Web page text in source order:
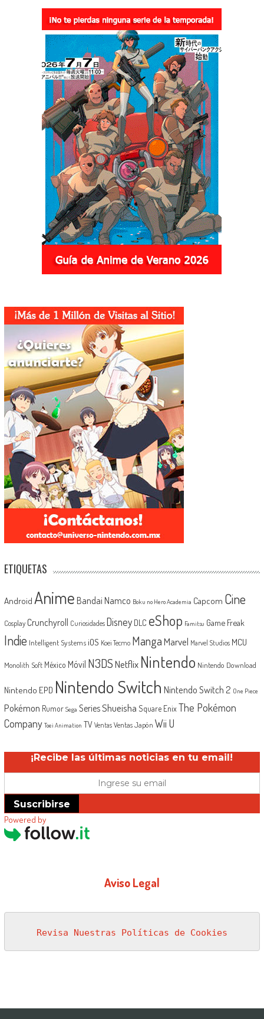
ETIQUETAS
Android Anime Bandai Namco Boku no Hero Academia Capcom Cine
Cosplay Crunchyroll Curiosidades Disney DLC eShop Famitsu Game Freak
Indie Intelligent Systems iOS Koei Tecmo MangaMarvel Marvel Studios MCU
Monolith Soft México Móvil N3DSNetflix Nintendo Nintendo Download
Nintendo EPD Nintendo Switch Nintendo Switch 2 One Piece
Pokémon Rumor Sega SeriesShueisha Square EnixThe Pokémon
Company Toei Animation TV Ventas Ventas Japón Wii U
¡Recibe las últimas noticias en tu email!
Suscribirse
Powered by
Aviso Legal
Revisa Nuestras Políticas de Cookies